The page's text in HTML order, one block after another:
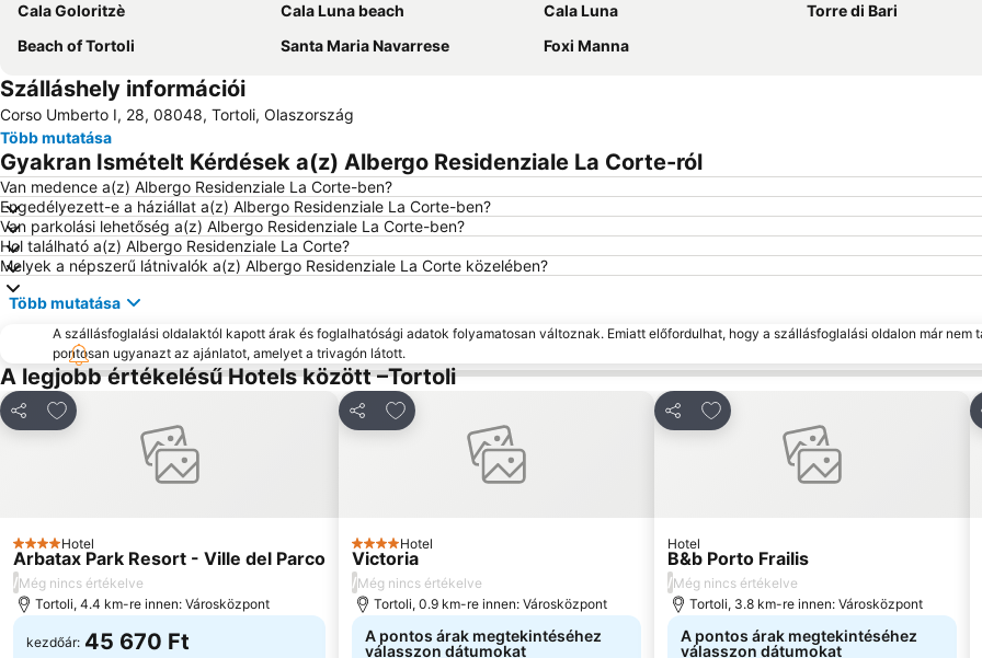
Cala Goloritzè Cala Luna beach Cala Luna
Torre di Bari
Beach of Tortoli
Santa Maria Navarrese Foxi Manna
Szálláshely információi
Corso Umberto I, 28, 08048, Tortoli, Olaszország
Több mutatása
Gyakran Ismételt Kérdések a(z) Albergo Residenziale La Corte-ról
Van medence a(z) Albergo Residenziale La Corte-ben?
Engedélyezett-e a háziállat a(z) Albergo Residenziale La Corte-ben?
Van parkolási lehetőség a(z) Albergo Residenziale La Corte-ben?
Hol található a(z) Albergo Residenziale La Corte?
Melyek a népszerű látnivalók a(z) Albergo Residenziale La Corte közelében?
Több mutatása
A szállásfoglalási oldalaktól kapott árak és foglalhatósági adatok folyamatosan változnak. Emiatt előfordulhat, hogy a szállásfoglalási oldalon már nem
pontosan ugyanazt az ajánlatot, amelyet a trivagón látott.
A legjobb értékelésű Hotels között –Tortoli
Megosztás
Hozzáadás a kedvencekhez
4 Kategória
Hotel
Arbatax Park Resort - Ville del Parco
/Még nincs értékelve
Tortoli, 4.4 km-re innen: Városközpont
kezdőár: 45 670 Ft
Megosztás
Hozzáadás a kedvencekhez
4 Kategória
Hotel
Victoria
/Még nincs értékelve
Tortoli, 0.9 km-re innen: Városközpont
A pontos árak megtekintéséhez
válasszon dátumokat
Megosztás
Hozzáadás a kedvencekhez
Hotel
B&b Porto Frailis
/Még nincs értékelve
Tortoli, 3.8 km-re innen: Városközpont
A pontos árak megtekintéséhez
válasszon dátumokat